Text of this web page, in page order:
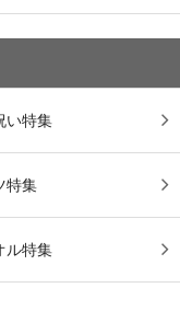
い特集
特集
ル特集